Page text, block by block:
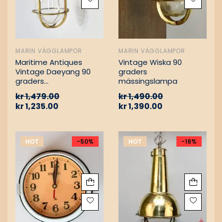
MARIN VÄGGLAMPOR
Maritime Antiques
Vintage Daeyang 90
graders
kr1,479.00
kr1,235.00
MARIN VÄGGLAMPOR
Vintage Wiska 90
graders
mässingslampa
kr1,490.00
kr1,390.00
HOT -50% HOT -18%